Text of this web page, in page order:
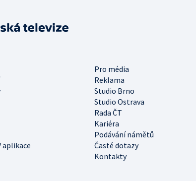
Pro média
Reklama
Studio Brno
Studio Ostrava
Rada ČT
Kariéra
Podávání námětů
aplikace
Časté dotazy
Kontakty